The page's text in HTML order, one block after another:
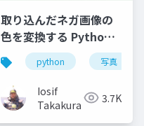
取り込んだネガ画像の
色を変換する Python
スクリプトを書いてみ
た
python 写真
Iosif
Takakura
3.7K